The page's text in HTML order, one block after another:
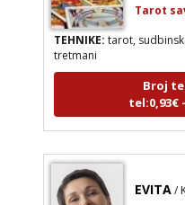
Tarot
TEHNIKE:tarot,
tretmani
Broj
tel:0,93€
EVITA /